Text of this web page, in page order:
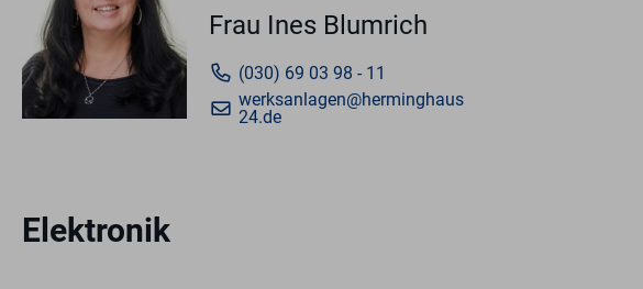
Frau Ines Blumrich
(030) 69 03 98 - 11
werksanlagen@herminghaus
24.de
Elektronik